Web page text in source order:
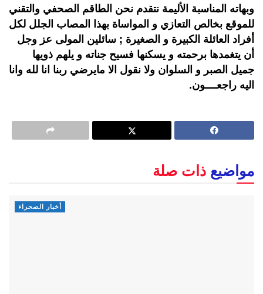
وبهاته المناسبة الأليمة نتقدم نحن الطاقم الصحفي والتقني
للموقع بخالص التعازي و المواساة بهذا المصاب الجلل لكل
أفراد العائلة الكبيرة و الصغيرة ; سائلين المولى عز وجل
أن يتغمدها برحمته و يسكنها فسيح جناته و يلهم ذويها
جميل الصبر و السلوان ولا نقول الا مايرضي ربنا انا لله وانا
اليه راجعــــون.
مواضيع ذات صلة
أخبار الصحراء